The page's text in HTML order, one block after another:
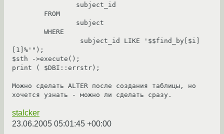
[1]%'");
$sth ->execute();
print ( $DBI::errstr);
Можно сделать ALTER после создания таблицы, но
хочется узнать - можно ли сделать сразу.
stalcker
23.06.2005 05:01:45 +00:00